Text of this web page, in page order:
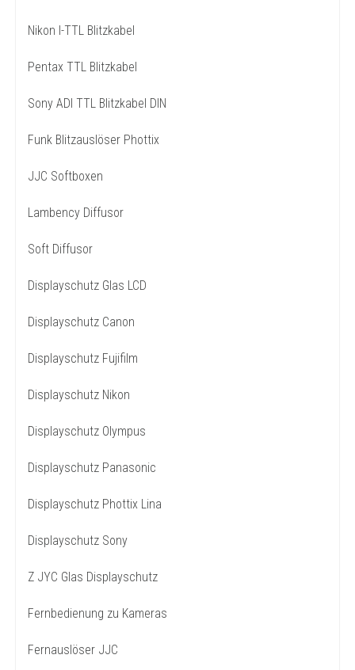
Nikon I-TTL Blitzkabel
Pentax TTL Blitzkabel
Sony ADI TTL Blitzkabel DIN
Funk Blitzauslöser Phottix
JJC Softboxen
Lambency Diffusor
Soft Diffusor
Displayschutz Glas LCD
Displayschutz Canon
Displayschutz Fujifilm
Displayschutz Nikon
Displayschutz Olympus
Displayschutz Panasonic
Displayschutz Phottix Lina
Displayschutz Sony
Z JYC Glas Displayschutz
Fernbedienung zu Kameras
Fernauslöser JJC